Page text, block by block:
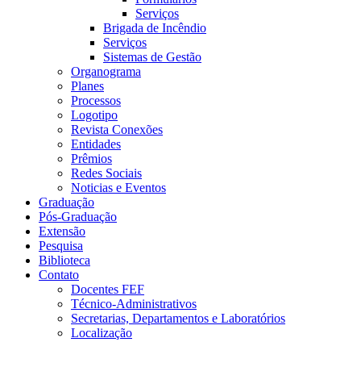
Serviços
Brigada de Incêndio
Serviços
Sistemas de Gestão
Organograma
Planes
Processos
Logotipo
Revista Conexões
Entidades
Prêmios
Redes Sociais
Noticias e Eventos
Graduação
Pós-Graduação
Extensão
Pesquisa
Biblioteca
Contato
Docentes FEF
Técnico-Administrativos
Secretarias, Departamentos e Laboratórios
Localização